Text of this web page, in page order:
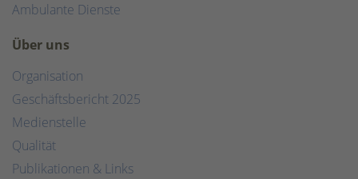
Ambulante Dienste
Über uns
Organisation
Geschäftsbericht 2025
Medienstelle
Qualität
Publikationen & Links